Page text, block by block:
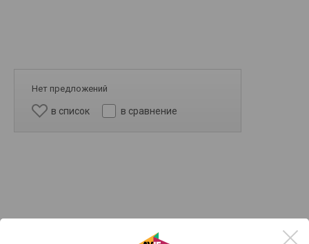
Нет предложений
в список в сравнение